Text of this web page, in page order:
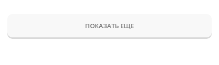
ПОКАЗАТЬ ЕЩЕ